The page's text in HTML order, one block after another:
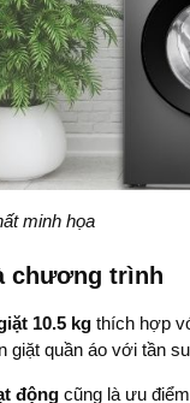
minh họa
chương trình
10.5 kg thích hợp
giặt quần áo với tần
động cũng là ưu